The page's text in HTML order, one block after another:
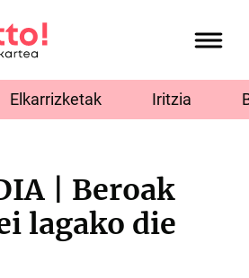
Elkarrizketak Iritzia
| Beroak
lagako die